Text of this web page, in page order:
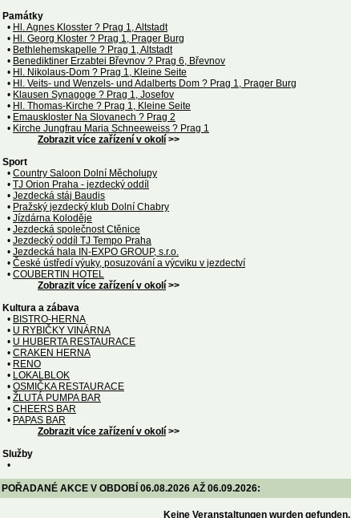
Památky
• Hl. Agnes Klosster ? Prag 1, Altstadt
• Hl. Georg Kloster ? Prag 1, Prager Burg
• Bethlehemskapelle ? Prag 1, Altstadt
• Benediktiner Erzabtei Břevnov ? Prag 6, Břevnov
• Hl. Nikolaus-Dom ? Prag 1, Kleine Seite
• Hl. Veits- und Wenzels- und Adalberts Dom ? Prag 1, Prager Burg
• Klausen Synagoge ? Prag 1, Josefov
• Hl. Thomas-Kirche ? Prag 1, Kleine Seite
• Emauskloster Na Slovanech ? Prag 2
• Kirche Jungfrau Maria Schneeweiss ? Prag 1
Zobrazit více zařízení v okolí >>
Sport
• Country Saloon Dolní Měcholupy
• TJ Orion Praha - jezdecký oddíl
• Jezdecká stáj Baudis
• Pražský jezdecký klub Dolní Chabry
• Jízdárna Koloděje
• Jezdecká společnost Ctěnice
• Jezdecký oddíl TJ Tempo Praha
• Jezdecká hala IN-EXPO GROUP, s.r.o.
• České ústředí výuky, posuzování a výcviku v jezdectví
• COUBERTIN HOTEL
Zobrazit více zařízení v okolí >>
Kultura a zábava
• BISTRO-HERNA
• U RYBIČKY VINÁRNA
• U HUBERTA RESTAURACE
• CRAKEN HERNA
• RENO
• LOKALBLOK
• OSMIČKA RESTAURACE
• ŽLUTÁ PUMPA BAR
• CHEERS BAR
• PAPAS BAR
Zobrazit více zařízení v okolí >>
Služby
•
POŘADANÉ AKCE V OBDOBÍ 06.08.2026 AŽ 06.09.2026:
Keine Veranstaltungen wurden gefunden.